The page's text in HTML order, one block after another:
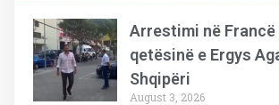
Arrestimi në Francë
qetësinë e Ergys
Shqipëri
August 3, 2026